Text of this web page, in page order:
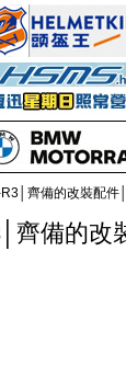
R3│齊備的改裝配件
齊備的改